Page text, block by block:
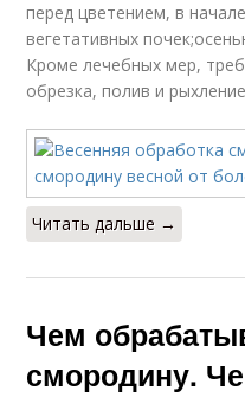
перед цветением, в
вегетативных
Кроме лечебных мер,
обрезка, полив и
Читать дальше →
Чем
смородину.